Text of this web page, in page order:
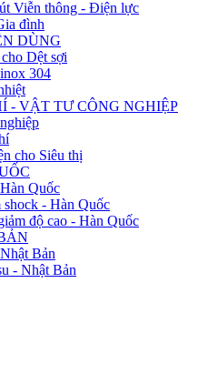
Viễn thông - Điện lực
đình
DÙNG
Dệt sợi
304
- VẬT TƯ CÔNG NGHIỆP
cho Siêu thị
Quốc
shock - Hàn Quốc
độ cao - Hàn Quốc
Bản
- Nhật Bản